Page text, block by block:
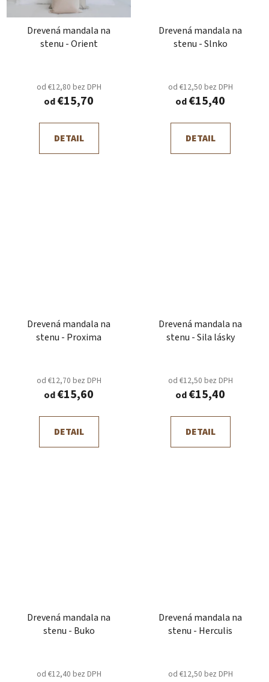
Drevená mandala na
stenu - Orient
od €12,80 bez DPH
od€15,70
DETAIL
Drevená mandala na
stenu - Slnko
od €12,50 bez DPH
od€15,40
DETAIL
Drevená mandala na
stenu - Proxima
od €12,70 bez DPH
od€15,60
DETAIL
Drevená mandala na
stenu - Sila lásky
od €12,50 bez DPH
od€15,40
DETAIL
Drevená mandala na
stenu - Buko
od €12,40 bez DPH
Drevená mandala na
stenu - Herculis
od €12,50 bez DPH